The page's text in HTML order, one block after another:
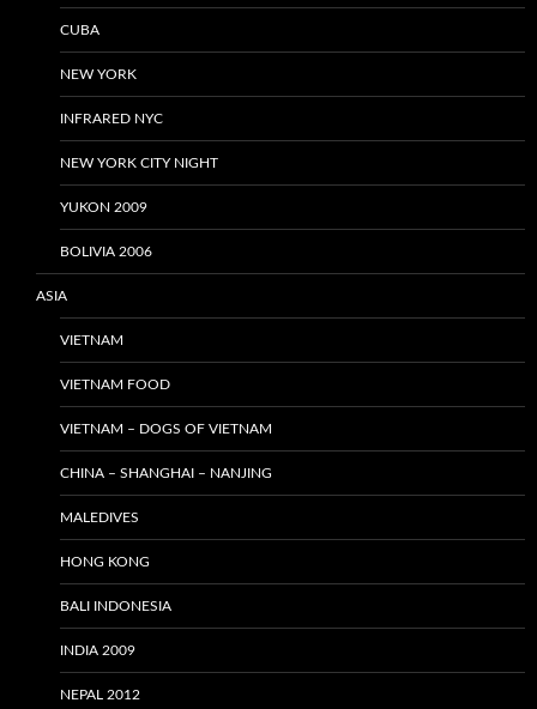
CUBA
NEW YORK
INFRARED NYC
NEW YORK CITY NIGHT
YUKON 2009
BOLIVIA 2006
ASIA
VIETNAM
VIETNAM FOOD
VIETNAM – DOGS OF VIETNAM
CHINA – SHANGHAI – NANJING
MALEDIVES
HONG KONG
BALI INDONESIA
INDIA 2009
NEPAL 2012